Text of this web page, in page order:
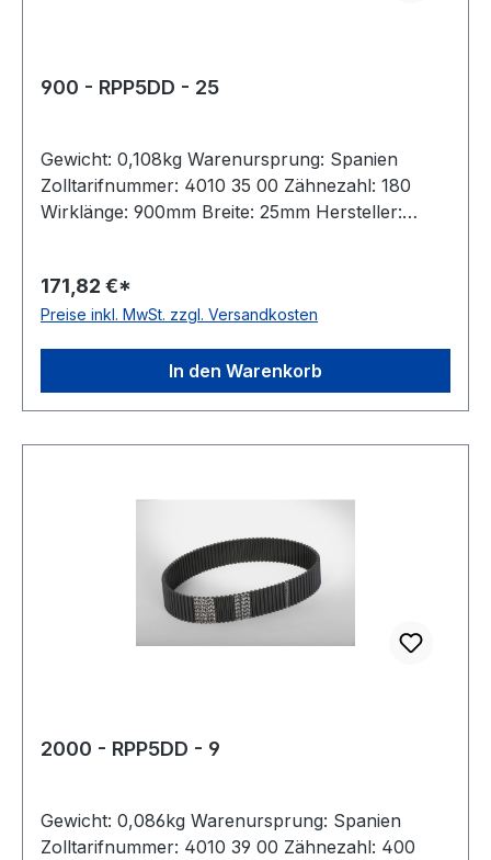
900 - RPP5DD - 25
Gewicht: 0,108kg Warenursprung: Spanien
Zolltarifnummer: 4010 35 00 Zähnezahl: 180
Wirklänge: 900mm Breite: 25mm Hersteller:
171,82 €*
Preise inkl. MwSt. zzgl. Versandkosten
In den Warenkorb
2000 - RPP5DD - 9
Gewicht: 0,086kg Warenursprung: Spanien
Zolltarifnummer: 4010 39 00 Zähnezahl: 400